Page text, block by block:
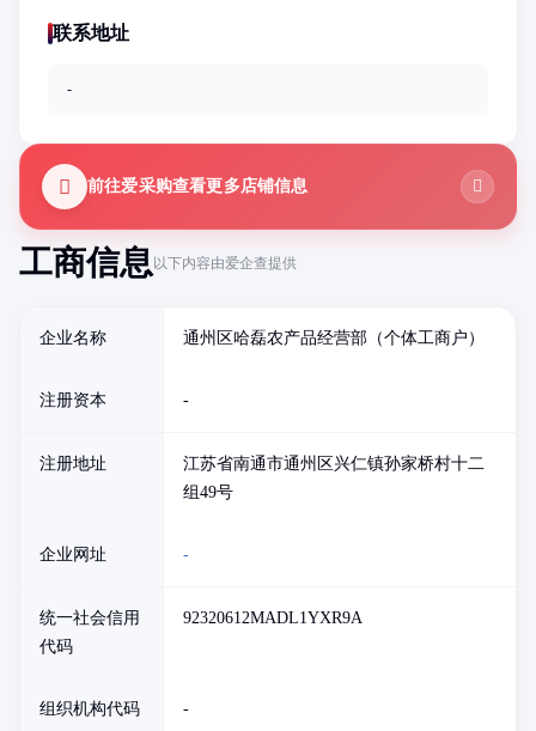
工商信息以下内容由爱企查提供
企业名称 通州区哈磊农产品经营部（个体工商户）
注册资本 -
注册地址
江苏省南通市通州区兴仁镇孙家桥村十二
组49号
企业网址 -
统一社会信用
代码
92320612MADL1YXR9A
组织机构代码 -
联系地址
-
前往爱采购查看更多店铺信息